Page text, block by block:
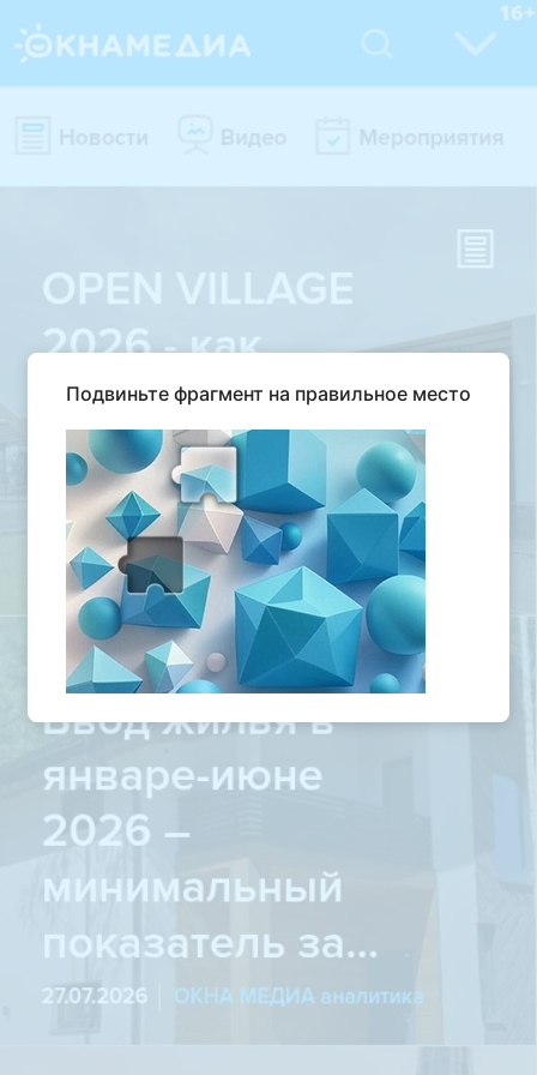
Подвиньте фрагмент на правильное место